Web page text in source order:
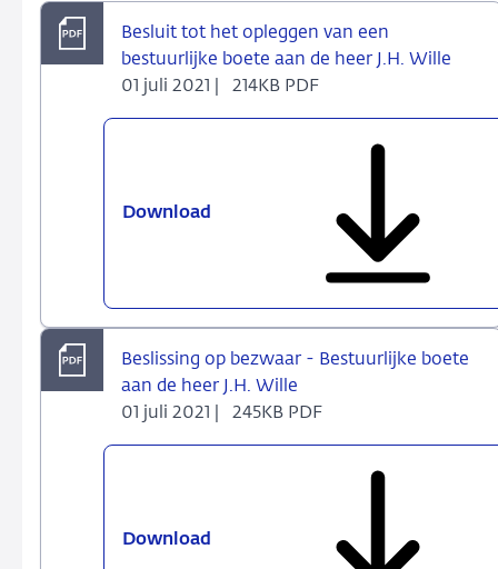
Besluit tot het opleggen van een
bestuurlijke boete aan de heer J.H. Wille
01 juli 2021 |
214KB PDF
Download
een
bestuurlijke
boete
aan
Beslissing op bezwaar - Bestuurlijke boete
aan de heer J.H. Wille
01 juli 2021 |
245KB PDF
Download